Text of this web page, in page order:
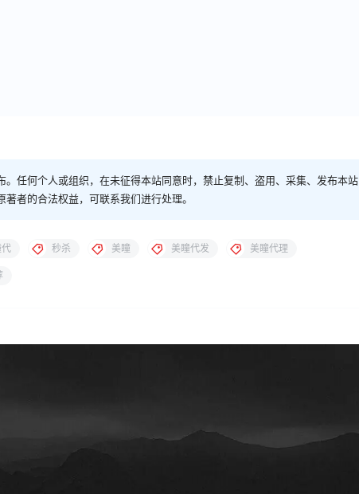
任何个人或组织，在未征得本站同意时，禁止复制、盗用、采集、发布本站
者的合法权益，可联系我们进行处理。
代 秒杀 美瞳 美瞳代发 美瞳代理